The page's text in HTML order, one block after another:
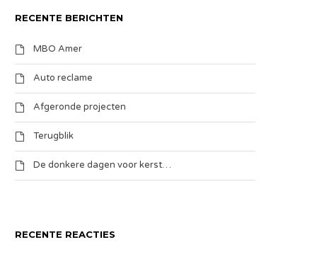
RECENTE BERICHTEN
MBO Amer
Auto reclame
Afgeronde projecten
Terugblik
De donkere dagen voor kerst…
RECENTE REACTIES